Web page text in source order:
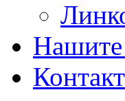
Нашите
Контакт